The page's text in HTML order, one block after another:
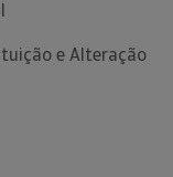
e Alteração